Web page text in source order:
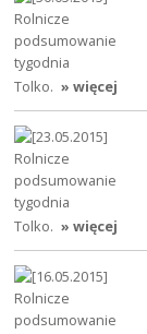
Tolko. » więcej
Tolko. » więcej